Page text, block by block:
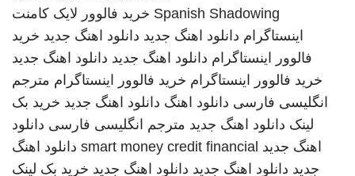
Spanish Shadowing خرید فالوور لایک کامنت
اینستاگرام دانلود اهنگ جدید دانلود اهنگ جدید خرید
فالوور اینستاگرام دانلود اهنگ جدید دانلود اهنگ جدید
خرید فالوور اینستاگرام خرید فالوور اینستاگرام مترجم
انگلیسی فارسی دانلود اهنگ دانلود اهنگ جدید خرید بک
لینک دانلود اهنگ جدید مترجم انگلیسی فارسی دانلود
اهنگ جدید smart money credit financial دانلود اهنگ
جدید دانلود اهنگ جدید دانلود اهنگ جدید خرید بک لینک